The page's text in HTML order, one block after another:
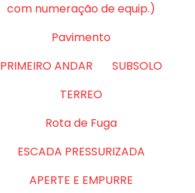
com numeração de equip.)
Pavimento
PRIMEIRO ANDAR
SUBSOLO
TERREO
Rota de Fuga
ESCADA PRESSURIZADA
APERTE E EMPURRE